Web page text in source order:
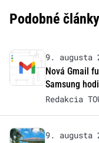
Podobné články
9. augusta
Nová Gmail
Samsung
Redakcia
9. augusta